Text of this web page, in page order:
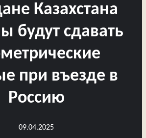
Казахстана
будут сдавать
при въезде в
Россию
09.04.2025